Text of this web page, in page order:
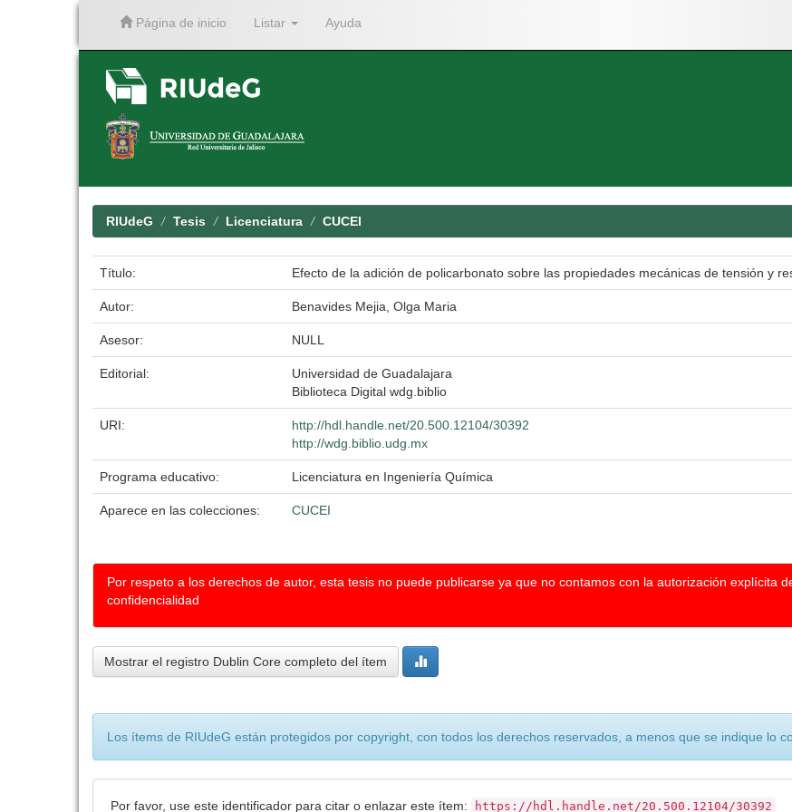
Página de inicio Listar Ayuda
RIUdeG Tesis Licenciatura CUCEI
Título: Efecto de la adición de policarbonato sobre las propiedades mecánicas de tensión y
Autor: Benavides Mejia, Olga Maria
Asesor: NULL
Editorial:
Universidad de Guadalajara
Biblioteca Digital wdg.biblio
URI:
http://hdl.handle.net/20.500.12104/30392
http://wdg.biblio.udg.mx
Programa educativo: Licenciatura en Ingeniería Química
Aparece en las colecciones: CUCEI
Por respeto a los derechos de autor, esta tesis no puede publicarse ya que no contamos con la autorización explícita
confidencialidad
Mostrar el registro Dublin Core completo del ítem
Los ítems de RIUdeG están protegidos por copyright, con todos los derechos reservados, a menos que se indique lo
Por favor, use este identificador para citar o enlazar este ítem: https://hdl.handle.net/20.500.12104/30392